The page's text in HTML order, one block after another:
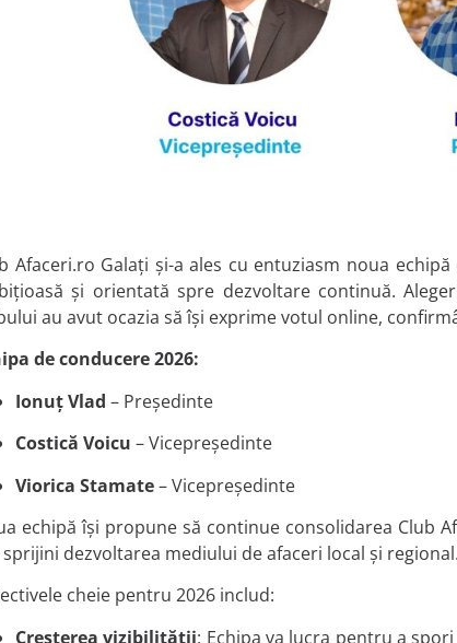
Afaceri.ro Galați și-a ales cu entuziasm noua
și orientată spre dezvoltare continuă.
au avut ocazia să își exprime votul online,
de conducere 2026:
Ionuț Vlad – Președinte
Costică Voicu – Vicepreședinte
Viorica Stamate– Vicepreședinte
echipă își propune să continue consolidarea Club
dezvoltarea mediului de afaceri local și regional.
cheie pentru 2026 includ:
Creșterea vizibilității: Echipa va lucra pentru a